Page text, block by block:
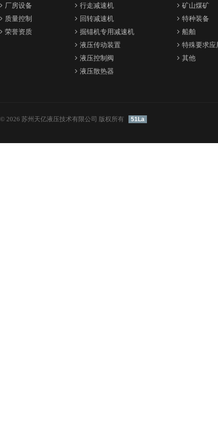
厂房设备
质量控制
荣誉资质
行走减速机
回转减速机
掘锚机专用减速机
液压传动装置
液压控制阀
液压散热器
矿山煤矿
特种装备
船舶
特殊要求应
其他
© 2026 苏州天亿液压技术有限公司 版权所有 51La